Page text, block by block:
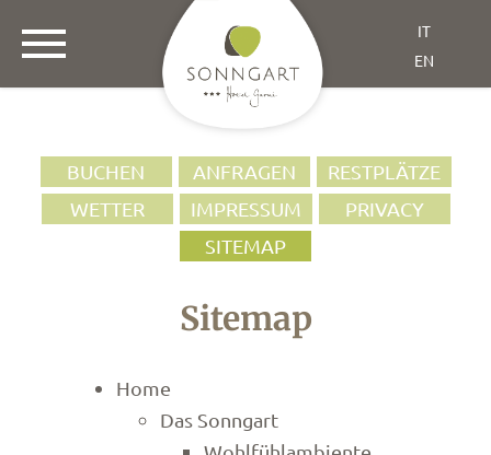
IT
EN
BUCHEN ANFRAGEN
RESTPLÄTZE
WETTER
IMPRESSUM
PRIVACY
SITEMAP
Sitemap
Home
Das Sonngart